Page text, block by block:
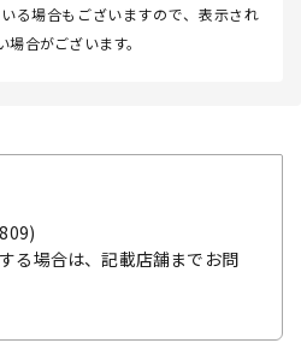
る場合もございますので、表示され
合がございます。
る場合は、記載店舗までお問